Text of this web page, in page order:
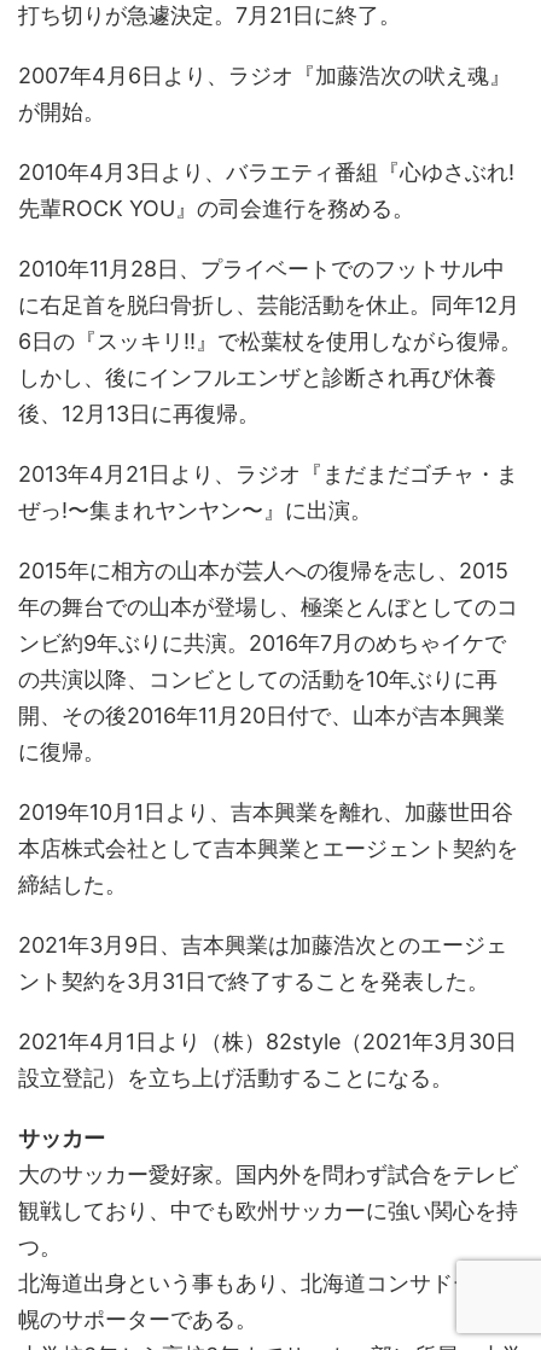
打ち切りが急遽決定。7月21日に終了。
2007年4月6日より、ラジオ『加藤浩次の吠え魂』
が開始。
2010年4月3日より、バラエティ番組『心ゆさぶれ!
先輩ROCK YOU』の司会進行を務める。
2010年11月28日、プライベートでのフットサル中
に右足首を脱臼骨折し、芸能活動を休止。同年12月
6日の『スッキリ!!』で松葉杖を使用しながら復帰。
しかし、後にインフルエンザと診断され再び休養
後、12月13日に再復帰。
2013年4月21日より、ラジオ『まだまだゴチャ・ま
ぜっ!〜集まれヤンヤン〜』に出演。
2015年に相方の山本が芸人への復帰を志し、2015
年の舞台での山本が登場し、極楽とんぼとしてのコ
ンビ約9年ぶりに共演。2016年7月のめちゃイケで
の共演以降、コンビとしての活動を10年ぶりに再
開、その後2016年11月20日付で、山本が吉本興業
に復帰。
2019年10月1日より、吉本興業を離れ、加藤世田谷
本店株式会社として吉本興業とエージェント契約を
締結した。
2021年3月9日、吉本興業は加藤浩次とのエージェ
ント契約を3月31日で終了することを発表した。
2021年4月1日より（株）82style（2021年3月30日
設立登記）を立ち上げ活動することになる。
サッカー
大のサッカー愛好家。国内外を問わず試合をテレビ
観戦しており、中でも欧州サッカーに強い関心を持
つ。
北海道出身という事もあり、北海道コンサドーレ札
幌のサポーターである。